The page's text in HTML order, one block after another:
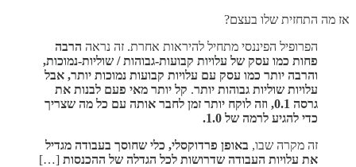
אז מה התחזית שלו בעצם?
הפרופיל הפיננסי מתחיל להיראות אחרת. זה נראה הרבה
פחות כמו עסק של עלויות קבועות-גבוהות / שוליות-נמוכות,
והרבה יותר כמו עסק עם עלויות קבועות נמוכות יותר, אבל
עלויות שוליות גבוהות יותר. קל יותר מאי פעם לבנות את
גרסה 0.1, וזה לוקח יותר זמן לחבר אותה עם כל מה שצריך
כדי להגיע לרמה של 1.0.
זה מקרה שבו, באופן פרדוקסלי, כלי שחוסך בעבודה מגדיל
את עלויות העבודה שדרושות לכל הגדלה של ההכנסות […]